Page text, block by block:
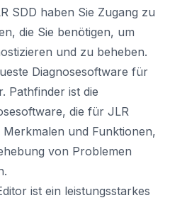
SDD haben Sie Zugang zu
die Sie benötigen, um
und zu beheben.
Diagnosesoftware für
Pathfinder ist die
die für JLR
und Funktionen,
von Problemen
ist ein leistungsstarkes